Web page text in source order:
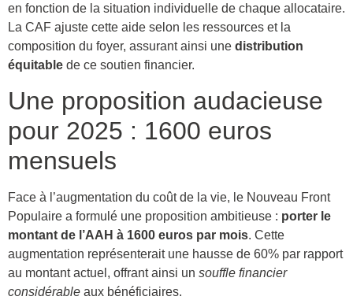
en fonction de la situation individuelle de chaque allocataire.
La CAF ajuste cette aide selon les ressources et la
composition du foyer, assurant ainsi une distribution
équitable de ce soutien financier.
Une proposition audacieuse
pour 2025 : 1600 euros
mensuels
Face à l’augmentation du coût de la vie, le Nouveau Front
Populaire a formulé une proposition ambitieuse : porter le
montant de l’AAH à 1600 euros par mois. Cette
augmentation représenterait une hausse de 60% par rapport
au montant actuel, offrant ainsi un souffle financier
considérable aux bénéficiaires.